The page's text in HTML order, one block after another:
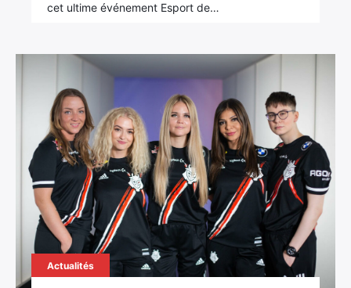
cet ultime événement Esport de…
Actualités